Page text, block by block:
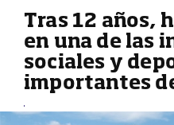
Tras 12 años,
en una de las
sociales y
importantes